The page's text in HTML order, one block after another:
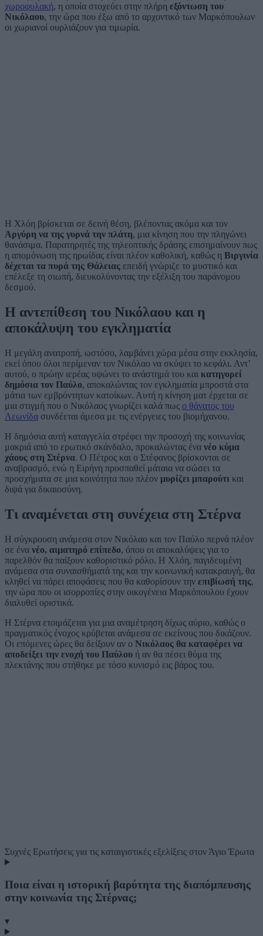
χωροφυλακή, η οποία στοχεύει στην πλήρη εξόντωση του
Νικόλαου, την ώρα που έξω από το αρχοντικό των Μαρκόπουλων
οι χωριανοί ουρλιάζουν για τιμωρία.
Η Χλόη βρίσκεται σε δεινή θέση, βλέποντας ακόμα και τον
Αργύρη να της γυρνά την πλάτη, μια κίνηση που την πληγώνει
θανάσιμα. Παρατηρητές της τηλεοπτικής δράσης επισημαίνουν πως
η απομόνωση της ηρωίδας είναι πλέον καθολική, καθώς η Βιργινία
δέχεται τα πυρά της Θάλειας επειδή γνώριζε το μυστικό και
επέλεξε τη σιωπή, διευκολύνοντας την εξέλιξη του παράνομου
δεσμού.
Η αντεπίθεση του Νικόλαου και η
αποκάλυψη του εγκληματία
Η μεγάλη ανατροπή, ωστόσο, λαμβάνει χώρα μέσα στην εκκλησία,
εκεί όπου όλοι περίμεναν τον Νικόλαο να σκύψει το κεφάλι. Αντ’
αυτού, ο πρώην ιερέας υψώνει το ανάστημά του και κατηγορεί
δημόσια τον Παύλο, αποκαλώντας τον εγκληματία μπροστά στα
μάτια των εμβρόντητων κατοίκων. Αυτή η κίνηση ματ έρχεται σε
μια στιγμή που ο Νικόλαος γνωρίζει καλά πως ο θάνατος του
Λεωνίδα συνδέεται άμεσα με τις ενέργειες του βιομήχανου.
Η δημόσια αυτή καταγγελία στρέφει την προσοχή της κοινωνίας
μακριά από το ερωτικό σκάνδαλο, προκαλώντας ένα νέο κύμα
χάους στη Στέρνα. Ο Πέτρος και ο Στέφανος βρίσκονται σε
αναβρασμό, ενώ η Ειρήνη προσπαθεί μάταια να σώσει τα
προσχήματα σε μια κοινότητα που πλέον μυρίζει μπαρούτι και
διψά για δικαιοσύνη.
Τι αναμένεται στη συνέχεια στη Στέρνα
Η σύγκρουση ανάμεσα στον Νικόλαο και τον Παύλο περνά πλέον
σε ένα νέο, αιματηρό επίπεδο, όπου οι αποκαλύψεις για το
παρελθόν θα παίξουν καθοριστικό ρόλο. Η Χλόη, παγιδευμένη
ανάμεσα στα συναισθήματά της και την κοινωνική κατακραυγή, θα
κληθεί να πάρει αποφάσεις που θα καθορίσουν την επιβίωσή της,
την ώρα που οι ισορροπίες στην οικογένεια Μαρκόπουλου έχουν
διαλυθεί οριστικά.
Η Στέρνα ετοιμάζεται για μια αναμέτρηση δίχως αύριο, καθώς ο
πραγματικός ένοχος κρύβεται ανάμεσα σε εκείνους που δικάζουν.
Οι επόμενες ώρες θα δείξουν αν ο Νικόλαος θα καταφέρει να
αποδείξει την ενοχή του Παύλου ή αν θα πέσει θύμα της
πλεκτάνης που στήθηκε με τόσο κυνισμό εις βάρος του.
Συχνές Ερωτήσεις για τις καταιγιστικές εξελίξεις στον Άγιο Έρωτα
Ποια είναι η ιστορική βαρύτητα της διαπόμπευσης
στην κοινωνία της Στέρνας;
▾